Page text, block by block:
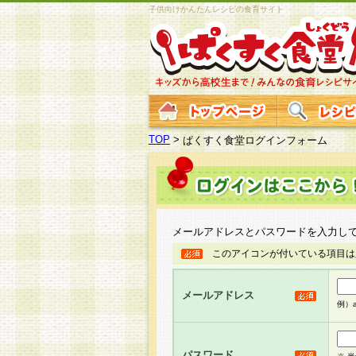
子供向けかんたんレシピの食育サイト
TOP >ぱくすく食堂ログインフォーム
メールアドレスとパスワードを入力し
このアイコンが付いている項目
メールアドレス
例）